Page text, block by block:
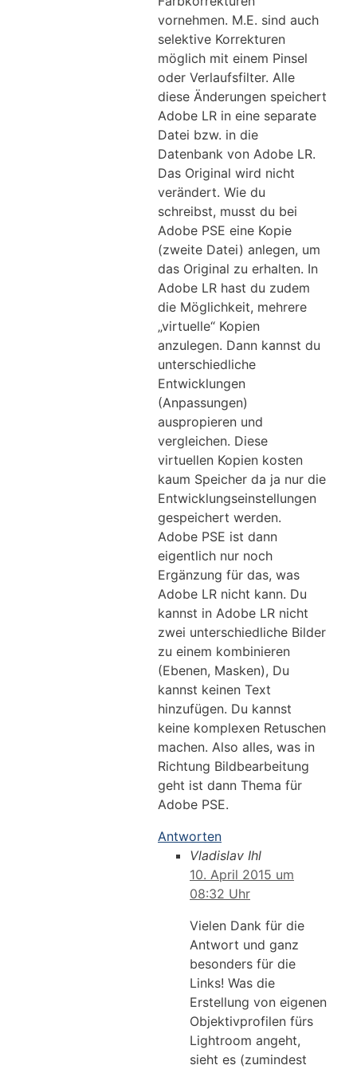
vornehmen. M.E. sind auch
selektive Korrekturen
möglich mit einem Pinsel
oder Verlaufsfilter. Alle
diese Änderungen speichert
Adobe LR in eine separate
Datei bzw. in die
Datenbank von Adobe LR.
Das Original wird nicht
verändert. Wie du
schreibst, musst du bei
Adobe PSE eine Kopie
(zweite Datei) anlegen, um
das Original zu erhalten. In
Adobe LR hast du zudem
die Möglichkeit, mehrere
„virtuelle“ Kopien
anzulegen. Dann kannst du
unterschiedliche
Entwicklungen
(Anpassungen)
auspropieren und
vergleichen. Diese
virtuellen Kopien kosten
kaum Speicher da ja nur die
Entwicklungseinstellungen
gespeichert werden.
Adobe PSE ist dann
eigentlich nur noch
Ergänzung für das, was
Adobe LR nicht kann. Du
kannst in Adobe LR nicht
zwei unterschiedliche Bilder
zu einem kombinieren
(Ebenen, Masken), Du
kannst keinen Text
hinzufügen. Du kannst
keine komplexen Retuschen
machen. Also alles, was in
Richtung Bildbearbeitung
geht ist dann Thema für
Adobe PSE.
Antworten
Vladislav Ihl
10. April 2015 um
08:32 Uhr
Vielen Dank für die
Antwort und ganz
besonders für die
Links! Was die
Erstellung von eigenen
Objektivprofilen fürs
Lightroom angeht,
sieht es (zumindest